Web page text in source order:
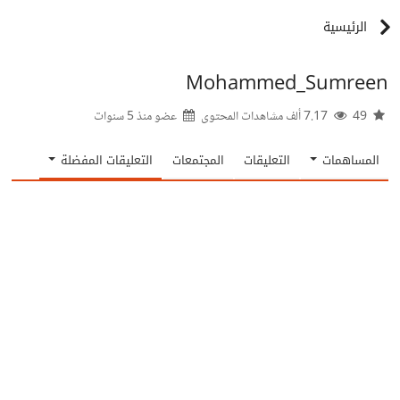
الرئيسية
Mohammed_Sumreen
عضو منذ5 سنوات
المساهمات التعليقات المجتمعات التعليقات المفضلة